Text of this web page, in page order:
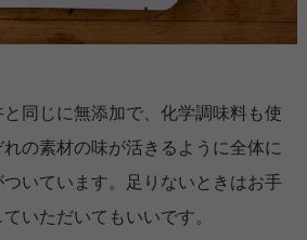
同じに無添加で、化学調味料も使
の素材の味が活きるように全体に
いています。足りないときはお手
いただいてもいいです。